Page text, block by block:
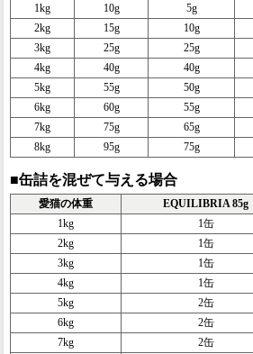
1kg 10g 5g
2kg
15g 10g
3kg
25g 25g
4kg
40g 40g
5kg
55g 50g
6kg
60g 55g
7kg
75g 65g
8kg
95g 75g
■缶詰を混ぜて与える場合
愛猫の体重 EQUILIBRIA 85g
1kg
1缶
2kg
1缶
3kg
1缶
4kg
1缶
5kg
2缶
6kg
2缶
7kg
2缶